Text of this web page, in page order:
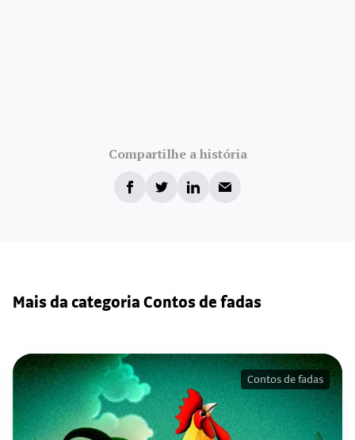
Compartilhe a história
Mais da categoria Contos de fadas
Contos de fadas